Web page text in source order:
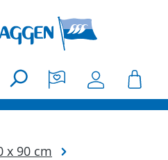
x 90 cm